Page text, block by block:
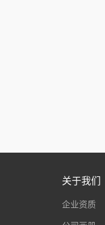
关于我们
企业资质